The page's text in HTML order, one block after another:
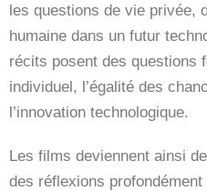
les questions de vie privée,
humaine dans un futur
récits posent des questions
individuel, l’égalité des
l’innovation technologique.
Les films deviennent ainsi
des réflexions